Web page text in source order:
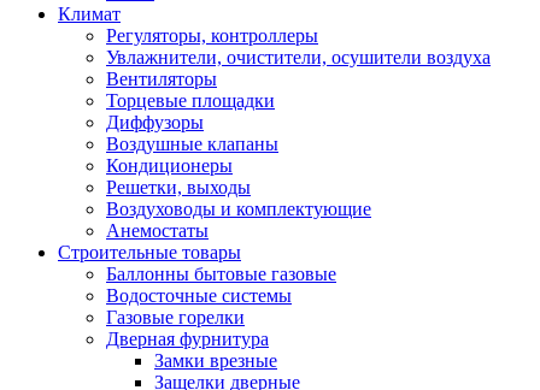
Климат
Регуляторы, контроллеры
Увлажнители, очистители, осушители воздуха
Вентиляторы
Торцевые площадки
Диффузоры
Воздушные клапаны
Кондиционеры
Решетки, выходы
Воздуховоды и комплектующие
Анемостаты
Строительные товары
Баллонны бытовые газовые
Водосточные системы
Газовые горелки
Дверная фурнитура
Замки врезные
Защелки дверные